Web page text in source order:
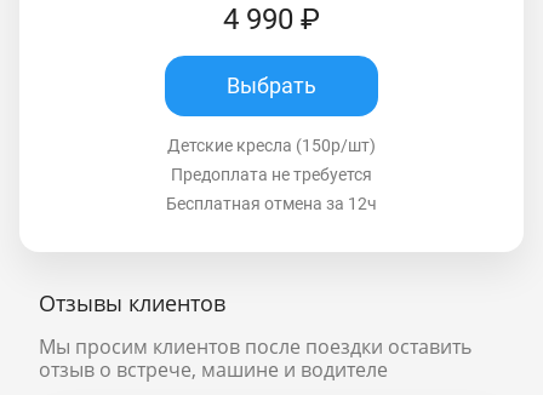
4 990 ₽
Выбрать
Детские кресла (150р/шт)
Предоплата не требуется
Бесплатная отмена за 12ч
Отзывы клиентов
Мы просим клиентов после поездки оставить
отзыв о встрече, машине и водителе